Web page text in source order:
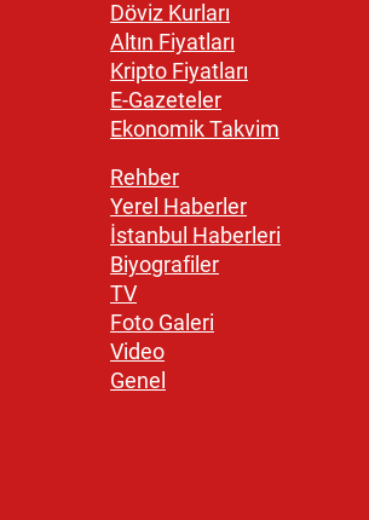
Döviz Kurları
Altın Fiyatları
Kripto Fiyatları
E-Gazeteler
Ekonomik Takvim
Rehber
Yerel Haberler
İstanbul Haberleri
Biyografiler
TV
Foto Galeri
Video
Genel